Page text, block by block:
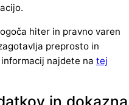
hiter in pravno varen
preprosto in
najdete na tej